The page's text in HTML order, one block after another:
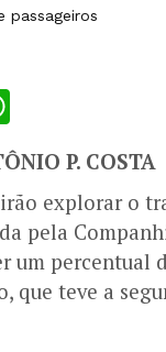
passageiros
P. COSTA
explorar o
pela
um percentual
que teve a